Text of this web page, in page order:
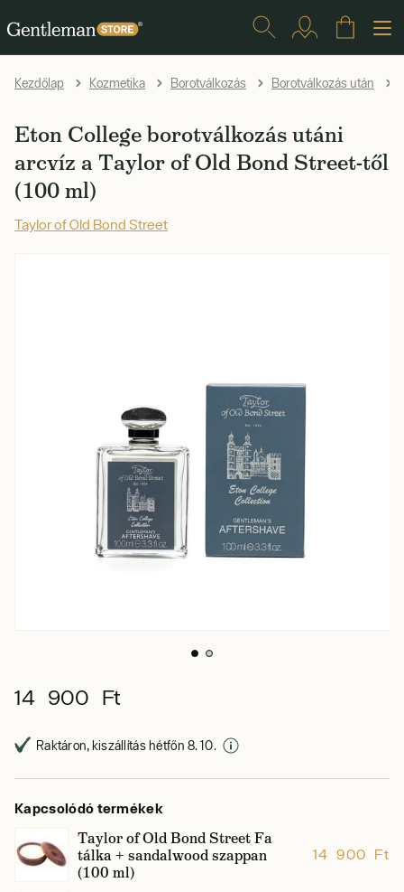
Kezdőlap Kozmetika Borotválkozás Borotválkozás után
Eton College borotválkozás utáni
arcvíz a Taylor of Old Bond Street-től
(100 ml)
Taylor of Old Bond Street
14 900 Ft
Raktáron, kiszállítás hétfőn 8. 10.
Kapcsolódó termékek
Taylor of Old Bond Street Fa
tálka + sandalwood szappan
(100 ml)
14 900 Ft